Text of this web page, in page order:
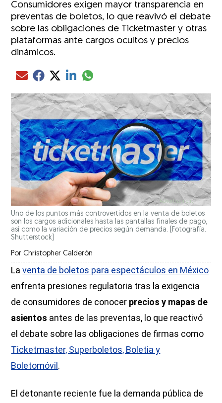
Consumidores exigen mayor transparencia en
preventas de boletos, lo que reavivó el debate
sobre las obligaciones de Ticketmaster y otras
plataformas ante cargos ocultos y precios
dinámicos.
Compartir el artículo actual mediante Email
Compartir el artículo actual mediante Facebook
Compartir el artículo actual mediante Twitter
Compartir el artículo actual mediante LinkedIn
Compartir el artículo actual mediante
Uno de los puntos más controvertidos en la venta de boletos
son los cargos adicionales hasta las pantallas finales de pago,
así como la variación de precios según demanda. [Fotografía.
Shutterstock]
Por Christopher Calderón
Laventa de boletos para espectáculos en México
enfrenta presiones regulatoria tras la exigencia
de consumidores de conocer precios y mapas de
asientos antes de las preventas, lo que reactivó
el debate sobre las obligaciones de firmas como
Ticketmaster, Superboletos, Boletia y
Boletomóvil.
El detonante reciente fue la demanda pública de